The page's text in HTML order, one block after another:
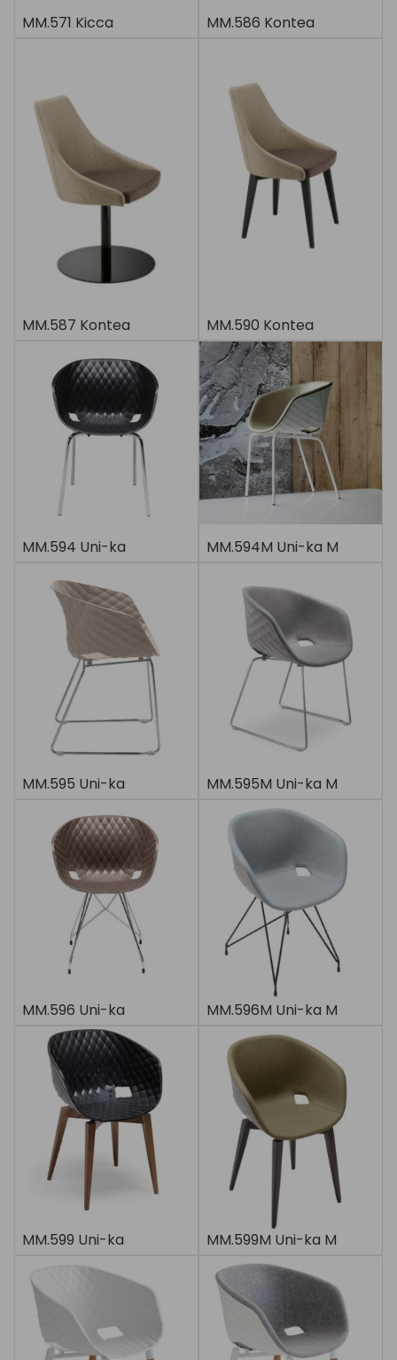
MM.571 Kicca MM.586 Kontea
MM.587 Kontea MM.590 Kontea
MM.594 Uni-ka MM.594M Uni-ka M
MM.595 Uni-ka MM.595M Uni-ka M
MM.596 Uni-ka MM.596M Uni-ka M
MM.599 Uni-ka MM.599M Uni-ka M